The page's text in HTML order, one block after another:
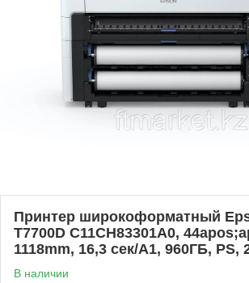
Принтер широкоформатный
T7700D C11CH83301A0,
1118mm, 16,3 сек/А1, 960ГБ, PS,
В наличии